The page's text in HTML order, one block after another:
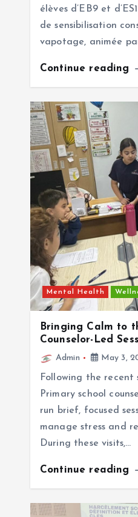
élèves d’EB9 et
de sensibilisation
vapotage, animée
Continue reading
Mental Health
Bringing Calm to
Counselor-Led
Admin May 3,
Following the
Primary school
run brief, focused
manage stress and
During these visits,…
Continue reading